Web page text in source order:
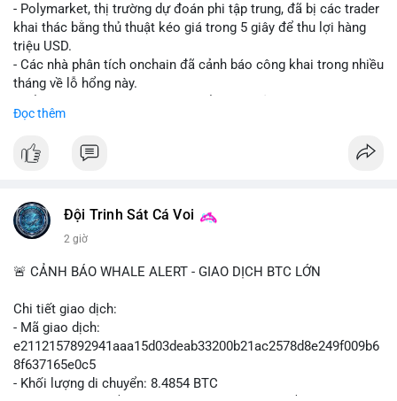
- Polymarket, thị trường dự đoán phi tập trung, đã bị các trader
khai thác bằng thủ thuật kéo giá trong 5 giây để thu lợi hàng
triệu USD.
- Các nhà phân tích onchain đã cảnh báo công khai trong nhiều
tháng về lỗ hổng này.
bình theo thời gian (time-weighted prices), khiến việc đẩy giá
- Động thái này nhằm bảo vệ tính toàn vẹn của thị trường và
#polymarket #cryptonews #defi #marketintegrity
📰 Nguồn: CoinDesk
Đọc thêm
Đội Trinh Sát Cá Voi
2 giờ
🚨 CẢNH BÁO WHALE ALERT - GIAO DỊCH BTC LỚN
Chi tiết giao dịch:
- Mã giao dịch:
e2112157892941aaa15d03deab33200b21ac2578d8e249f009b6
8f637165e0c5
- Khối lượng di chuyển: 8.4854 BTC